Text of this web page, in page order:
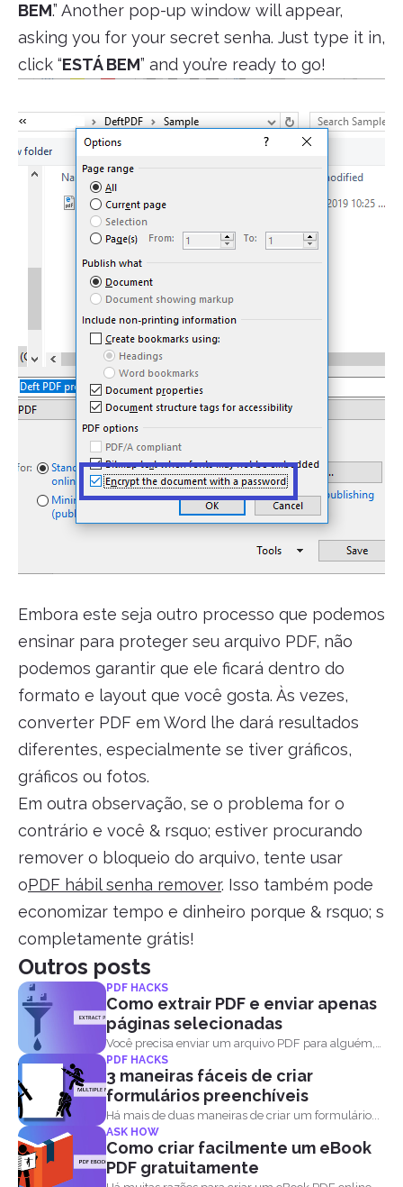
BEM.” Another pop-up window will appear,
asking you for your secret senha. Just type it in,
click “ESTÁ BEM” and you’re ready to go!
Embora este seja outro processo que podemos
ensinar para proteger seu arquivo PDF, não
podemos garantir que ele ficará dentro do
formato e layout que você gosta. Às vezes,
converter PDF em Word lhe dará resultados
diferentes, especialmente se tiver gráficos,
gráficos ou fotos.
Em outra observação, se o problema for o
contrário e você & rsquo; estiver procurando
remover o bloqueio do arquivo, tente usar
oPDF hábil senha remover. Isso também pode
economizar tempo e dinheiro porque & rsquo; s
completamente grátis!
Outros posts
PDF HACKS
Como extrair PDF e enviar apenas
páginas selecionadas
Você precisa enviar um arquivo PDF para alguém,
mas...
PDF HACKS
3 maneiras fáceis de criar
formulários preenchíveis
Há mais de duas maneiras de criar um formulário...
ASK HOW
Como criar facilmente um eBook
PDF gratuitamente